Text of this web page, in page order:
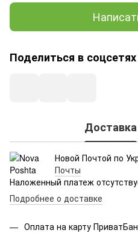
Поделиться в соцсетях
Доставка
Новой Почтой по
Почты
Наложенный платеж
Подробнее о доставке
Оплата на карту